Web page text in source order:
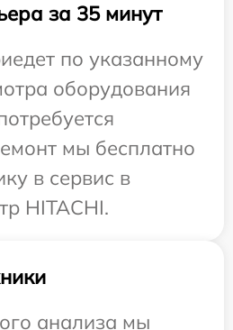
за 35 минут
по указанному
оборудования
мы бесплатно
в сервис в
HITACHI.
анализа мы